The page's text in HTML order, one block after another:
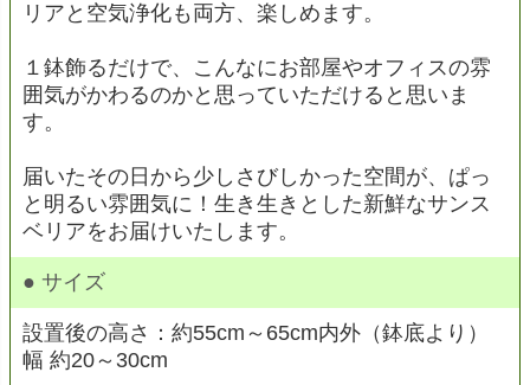
リアと空気浄化も両方、楽しめます。
１鉢飾るだけで、こんなにお部屋やオフィスの雰
囲気がかわるのかと思っていただけると思いま
す。
届いたその日から少しさびしかった空間が、ぱっ
と明るい雰囲気に！生き生きとした新鮮なサンス
ベリアをお届けいたします。
● サイズ
設置後の高さ：約55cm～65cm内外（鉢底より）
幅 約20～30cm